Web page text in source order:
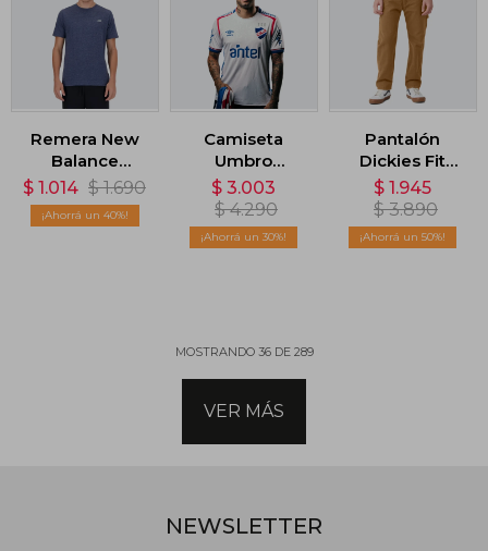
Remera New
Balance
Heathertech -
Azul
$ 1.014 $ 1.690
40
Camiseta
Umbro
Nacional
Home Oficial
2025 - Blanco
$ 3.003
$ 4.290
30
Pantalón
Dickies Fit
Stonewashed
Duck
Carpenter
Pants - Marrón
$ 1.945
$ 3.890
50
MOSTRANDO 36DE 289
VER MÁS
NEWSLETTER